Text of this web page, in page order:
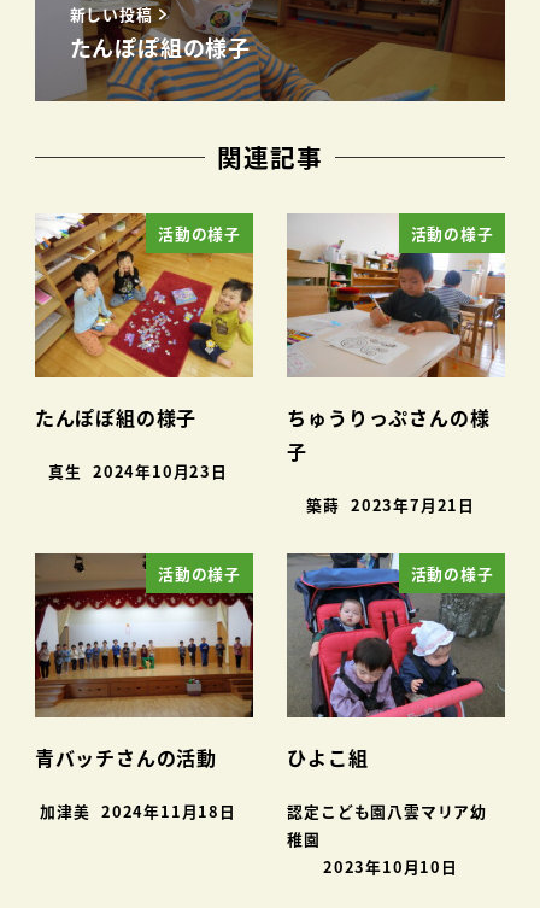
新しい投稿
たんぽぽ組の様子
関連記事
活動の様子
たんぽぽ組の様子
真生 2024年10月23日
活動の様子
ちゅうりっぷさんの様
子
築蒔 2023年7月21日
活動の様子
青バッチさんの活動
加津美 2024年11月18日
活動の様子
ひよこ組
認定こども園八雲マリア幼
稚園
2023年10月10日